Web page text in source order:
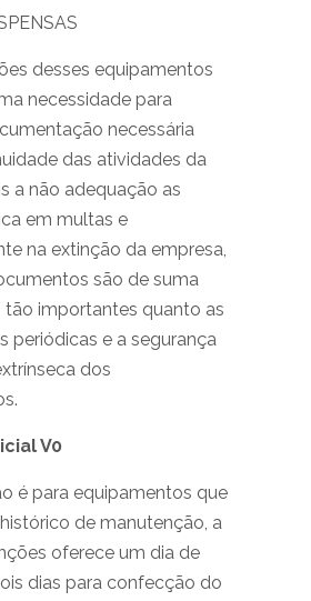
desses equipamentos
necessidade para
necessária
das atividades da
a não adequação as
em multas e
na extinção da empresa,
são de suma
importantes quanto as
periódicas e a segurança
dos
V0
é para equipamentos que
de manutenção, a
oferece um dia de
dias para confecção do